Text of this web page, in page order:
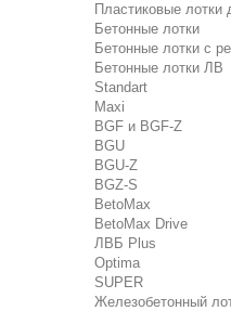
Пластиковые лотки
Бетонные лотки
Бетонные лотки с
Бетонные лотки ЛВ
Standart
Maxi
BGF и BGF-Z
BGU
BGU-Z
BGZ-S
BetoMax
BetoMax Drive
ЛВБ Plus
Optima
SUPER
Железобетонный